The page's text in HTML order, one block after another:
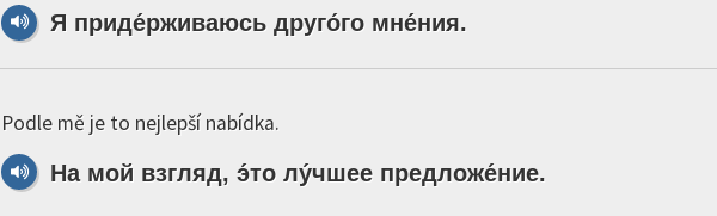
Я приде́рживаюсь друго́го мне́ния.
Podle mě je to nejlepší nabídka.
На мой взгляд, э́то лу́чшее предложе́ние.